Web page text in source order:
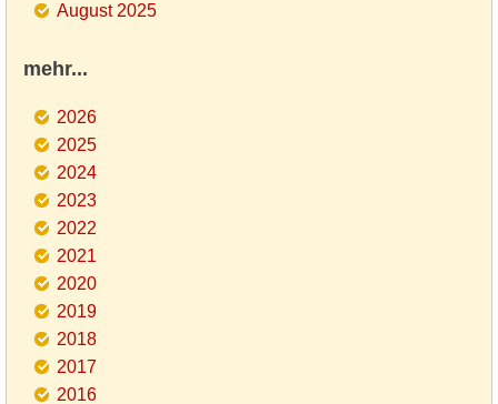
August 2025
mehr...
2026
2025
2024
2023
2022
2021
2020
2019
2018
2017
2016